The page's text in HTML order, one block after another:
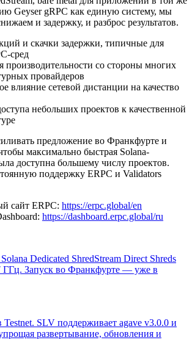
Geyser gRPC как единую систему, мы
и задержку, и разброс результатов.
и скачки задержки, типичные для
сред
производительности со стороны многих
провайдеров
влияние сетевой дистанции на качество
небольших проектов к качественной
предложение во Франкфурте и
максимально быстрая Solana-
доступна большему числу проектов.
поддержку ERPC и Validators
сайт ERPC: https://erpc.global/en
https://dashboard.erpc.global/ru
Dedicated ShredStream Direct Shreds
ГГц. Запуск во Франкфурте — уже в
SLV поддерживает agave v3.0.0 и
развертывание, обновления и